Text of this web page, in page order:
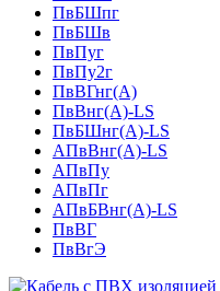
ПвБШпг
ПвБШв
ПвПуг
ПвПу2г
ПвВГнг(А)
ПвВнг(А)-LS
ПвБШнг(А)-LS
АПвВнг(А)-LS
АПвПу
АПвПг
АПвБВнг(А)-LS
ПвВГ
ПвВгЭ